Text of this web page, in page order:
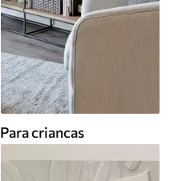
Para criancas